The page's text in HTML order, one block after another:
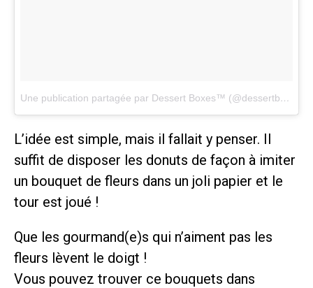
Une publication partagée par Dessert Boxes™ (@dessertboxes)
L’idée est simple, mais il fallait y penser. Il
suffit de disposer les donuts de façon à imiter
un bouquet de fleurs dans un joli papier et le
tour est joué !
Que les gourmand(e)s qui n’aiment pas les
fleurs lèvent le doigt !
Vous pouvez trouver ce bouquets dans